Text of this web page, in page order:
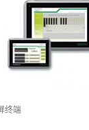
终端